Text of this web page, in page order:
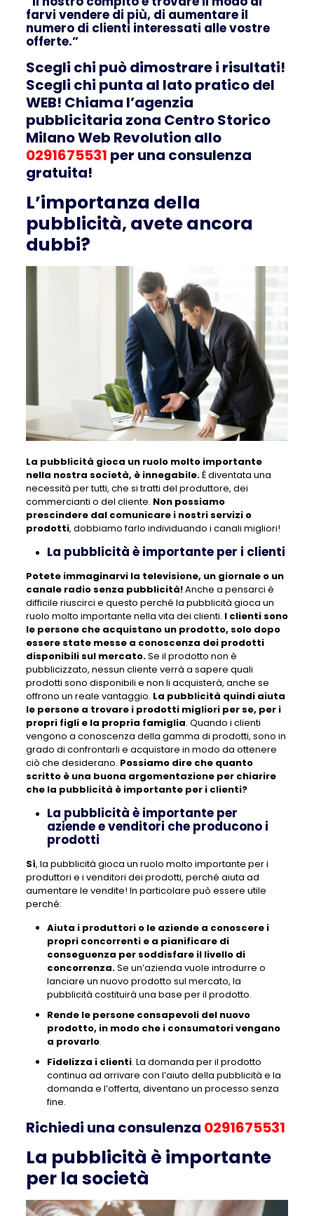
farvi vendere di più, di aumentare il
numero di clienti interessati alle vostre
offerte.”
Scegli chi può dimostrare i risultati!
Scegli chi punta al lato pratico del
WEB! Chiama l’agenzia
pubblicitaria zona Centro Storico
Milano Web Revolution allo
0291675531 per una consulenza
gratuita!
L’importanza della
pubblicità, avete ancora
dubbi?
La pubblicità gioca un ruolo molto importante
nella nostra società, è innegabile.È diventata una
necessità per tutti, che si tratti del produttore, dei
commercianti o del cliente. Non possiamo
prescindere dal comunicare i nostri servizi o
prodotti, dobbiamo farlo individuando i canali migliori!
La pubblicità è importante per i clienti
Potete immaginarvi la televisione, un giornale o un
canale radio senza pubblicità!Anche a pensarci è
difficile riuscirci e questo perché la pubblicità gioca un
ruolo molto importante nella vita dei clienti. I clienti sono
le persone che acquistano un prodotto, solo dopo
essere state messe a conoscenza dei prodotti
disponibili sul mercato.Se il prodotto non è
pubblicizzato, nessun cliente verrà a sapere quali
prodotti sono disponibili e non li acquisterà, anche se
offrono un reale vantaggio. La pubblicità quindi aiuta
le persone a trovare i prodotti migliori per se, per i
propri figli e la propria famiglia. Quando i clienti
vengono a conoscenza della gamma di prodotti, sono in
grado di confrontarli e acquistare in modo da ottenere
ciò che desiderano. Possiamo dire che quanto
scritto è una buona argomentazione per chiarire
che la pubblicità è importante per i clienti?
La pubblicità è importante per
aziende e venditori che producono i
prodotti
Sì, la pubblicità gioca un ruolo molto importante per i
produttori e i venditori dei prodotti, perché aiuta ad
aumentare le vendite! In particolare può essere utile
perché:
Aiuta i produttori o le aziende a conoscere i
propri concorrenti e a pianificare di
conseguenza per soddisfare il livello di
concorrenza.Se un’azienda vuole introdurre o
lanciare un nuovo prodotto sul mercato, la
pubblicità costituirà una base per il prodotto.
Rende le persone consapevoli del nuovo
prodotto, in modo che i consumatori vengano
a provarlo.
Fidelizza i clienti. La domanda per il prodotto
continua ad arrivare con l’aiuto della pubblicità e la
domanda e l’offerta, diventano un processo senza
fine.
Richiedi una consulenza 0291675531
La pubblicità è importante
per la società